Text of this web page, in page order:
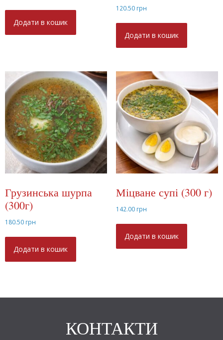
Додати в кошик
120.50 грн
Додати в кошик
Грузинська шурпа
(300г)
180.50 грн
Додати в кошик
Міцване супі (300 г)
142.00 грн
Додати в кошик
КОНТАКТИ